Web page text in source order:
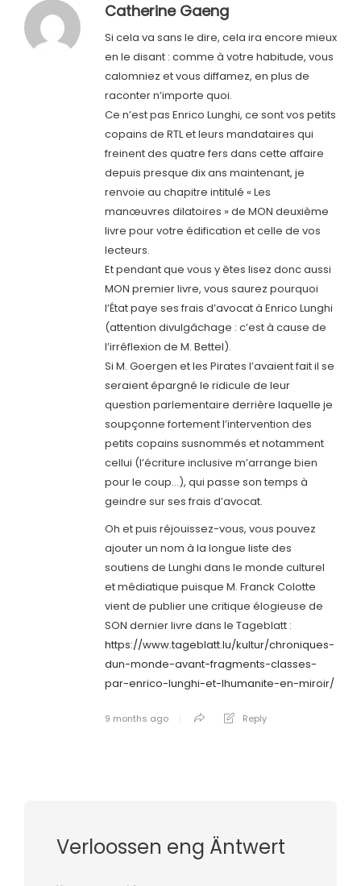
Catherine Gaeng
Si cela va sans le dire, cela ira encore mieux
en le disant : comme à votre habitude, vous
calomniez et vous diffamez, en plus de
raconter n’importe quoi.
Ce n’est pas Enrico Lunghi, ce sont vos petits
copains de RTL et leurs mandataires qui
freinent des quatre fers dans cette affaire
depuis presque dix ans maintenant, je
renvoie au chapitre intitulé « Les
manœuvres dilatoires » de MON deuxième
livre pour votre édification et celle de vos
lecteurs.
Et pendant que vous y êtes lisez donc aussi
MON premier livre, vous saurez pourquoi
l’État paye ses frais d’avocat à Enrico Lunghi
(attention divulgâchage : c’est à cause de
l’irréflexion de M. Bettel).
Si M. Goergen et les Pirates l’avaient fait il se
seraient épargné le ridicule de leur
question parlementaire derrière laquelle je
soupçonne fortement l’intervention des
petits copains susnommés et notamment
cellui (l’écriture inclusive m’arrange bien
pour le coup…), qui passe son temps à
geindre sur ses frais d’avocat.
Oh et puis réjouissez-vous, vous pouvez
ajouter un nom à la longue liste des
soutiens de Lunghi dans le monde culturel
et médiatique puisque M. Franck Colotte
vient de publier une critique élogieuse de
SON dernier livre dans le Tageblatt :
https://www.tageblatt.lu/kultur/chroniques-
dun-monde-avant-fragments-classes-
par-enrico-lunghi-et-lhumanite-en-miroir/
9 months ago Reply
Verloossen eng Äntwert